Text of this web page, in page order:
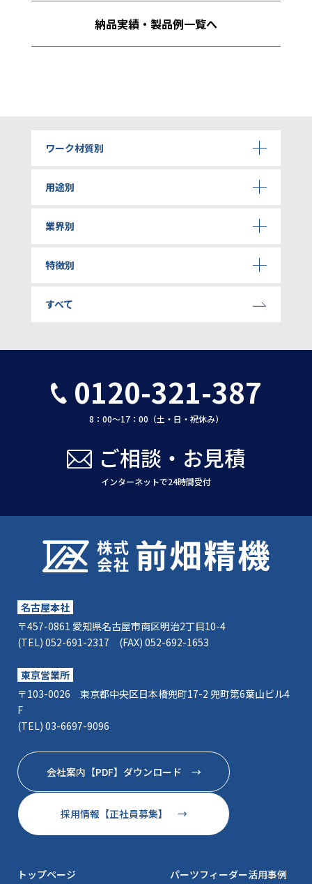
納品実績・製品例一覧へ
ワーク材質別
用途別
業界別
特徴別
すべて
0120-321-387
8：00〜17：00（土・日・祝休み）
ご相談・お見積
インターネットで24時間受付
名古屋本社
〒457-0861 愛知県名古屋市南区明治2丁目10-4
(TEL) 052-691-2317 (FAX) 052-692-1653
東京営業所
〒103-0026 東京都中央区日本橋兜町17-2 兜町第6葉山ビル4
F
(TEL) 03-6697-9096
会社案内【PDF】ダウンロード →
採用情報【正社員募集】 →
トップページ パーツフィーダー活用事例